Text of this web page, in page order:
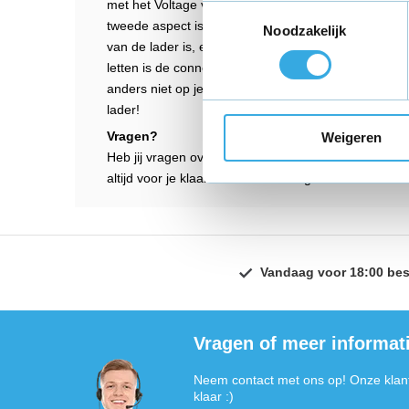
Toestemmingsselectie
Noodzakelijk
Weigeren
met het Voltage van de lader. Dit dient altijd
tweede aspect is het aantal Ampere van de lader.
van de lader is, en dus hoe snel jouw fiets wordt
letten is de connector (of de plug). Deze moet
anders niet op je fiets aan kunt sluiten. Komen al
lader!
Vragen?
Heb jij vragen over de E-bike Acculader? Dan kun
altijd voor je klaar en zullen de vragen dan ook snel
Vandaag voor 18:00
Vragen of meer
Neem contact met ons op! Onze
klaar :)